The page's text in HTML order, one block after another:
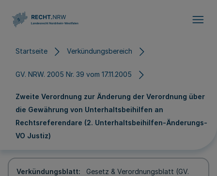
Startseite Verkündungsbereich
GV. NRW. 2005 Nr. 39 vom 17.11.2005
Zweite Verordnung zur Änderung der Verordnung über
die Gewährung von Unterhaltsbeihilfen an
Rechtsreferendare (2. Unterhaltsbeihilfen-Änderungs-
VO Justiz)
Verkündungsblatt
Gesetz & Verordnungsblatt (GV.